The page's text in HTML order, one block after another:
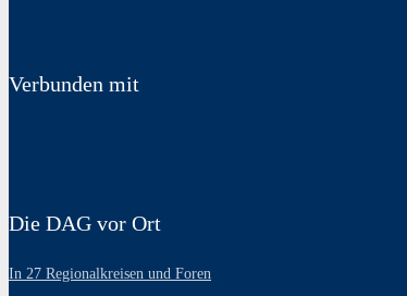
Verbunden mit
Die DAG vor Ort
In 27 Regionalkreisen und Foren